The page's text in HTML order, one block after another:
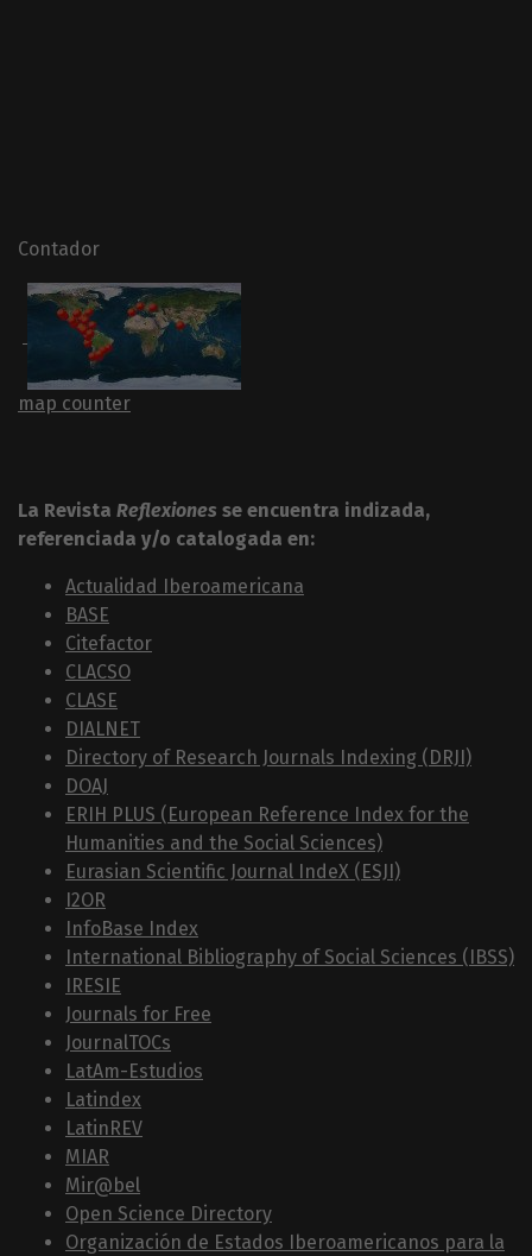
Contador
map counter
La Revista Reflexiones se encuentra indizada,
referenciada y/o catalogada en:
Actualidad Iberoamericana
BASE
Citefactor
CLACSO
CLASE
DIALNET
Directory of Research Journals Indexing (DRJI)
DOAJ
ERIH PLUS (European Reference Index for the
Humanities and the Social Sciences)
Eurasian Scientific Journal IndeX (ESJI)
I2OR
InfoBase Index
International Bibliography of Social Sciences (IBSS)
IRESIE
Journals for Free
JournalTOCs
LatAm-Estudios
Latindex
LatinREV
MIAR
Mir@bel
Open Science Directory
Organización de Estados Iberoamericanos para la